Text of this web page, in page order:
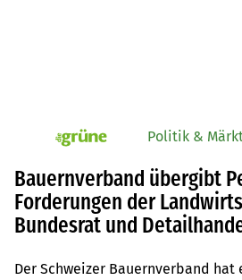
pv_die-grune-online Politik &
Bauernverband übergibt
Forderungen der
Bundesrat und
Der Schweizer Bauernverband hat